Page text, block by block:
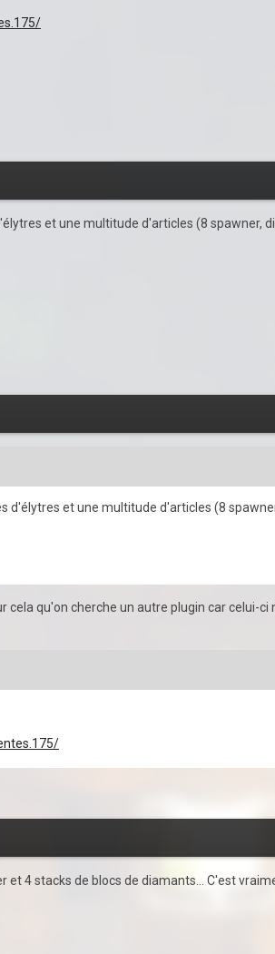
et une multitude d'articles (8 spawner,
d'élytres et une multitude d'articles (8
cela qu'on cherche un autre plugin car celui-
et 4 stacks de blocs de diamants... C'est